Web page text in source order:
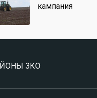
кампания
ЗКО